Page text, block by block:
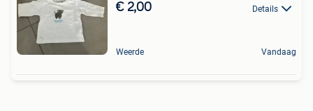
€ 2,00 Details
Weerde Vandaag